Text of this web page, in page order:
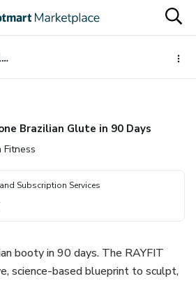
Build one Brazilian Glute in 90 Days
Brazilian Glute in 90 Days
Fitness
Subscription Services
booty in 90 days. The RAYFIT
science-based blueprint to sculpt,